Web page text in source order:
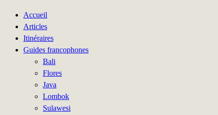
Accueil
Articles
Itinéraires
Guides francophones
Bali
Flores
Java
Lombok
Sulawesi